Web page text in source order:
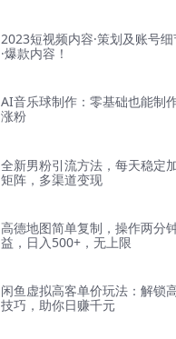
2023短视频内容·策划及账号
·爆款内容！
AI音乐球制作：零基础也能制
涨粉
全新男粉引流方法，每天稳定
矩阵，多渠道变现
高德地图简单复制，操作两分
益，日入500+，无上限
闲鱼虚拟高客单价玩法：解锁
技巧，助你日赚千元